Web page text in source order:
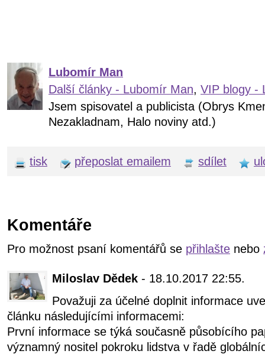
Lubomír Man
Další články - Lubomír Man, VIP blogy -
Jsem spisovatel a publicista (Obrys
Nezakladnam, Halo noviny atd.)
tisk přeposlat emailem sdílet
Komentáře
Pro možnost psaní komentářů se přihlašte nebo
Miloslav Dědek - 18.10.2017 22:55.
Považuji za účelné doplnit informace
článku následujícími informacemi:
První informace se týká současně působícího
významný nositel pokroku lidstva v řadě